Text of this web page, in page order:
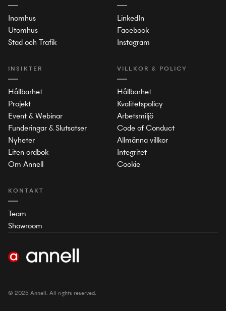
Inomhus
Utomhus
Stad och Trafik
INSIKTER
Hållbarhet
Projekt
Event & Webinar
Funderingar & Slutsatser
Nyheter
Liten ordbok
Om Annell
KONTAKT
Team
Showroom
LinkedIn
Facebook
Instagram
VILLKOR & POLICY
Hållbarhet
Kvalitetspolicy
Arbetsmiljö
Code of Conduct
Allmänna villkor
Integritet
Cookie
© 2025 Annell. All rights reserved.